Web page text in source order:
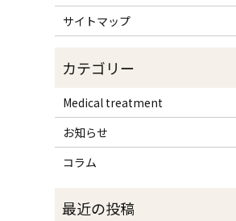
サイトマップ
Medical treatment
お知らせ
コラム